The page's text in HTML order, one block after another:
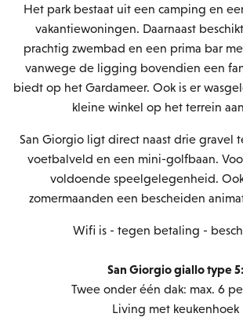
Het park bestaat uit een camping en
vakantiewoningen. Daarnaast
prachtig zwembad en een prima bar
vanwege de ligging bovendien een
biedt op het Gardameer. Ook is er
kleine winkel op het terrein
San Giorgio ligt direct naast drie gravel
voetbalveld en een mini-golfbaan.
voldoende speelgelegenheid.
zomermaanden een bescheiden
Wifi is - tegen betaling -
San Giorgio giallo type 5:
Twee onder één dak: max. 6
Living met keukenhoek